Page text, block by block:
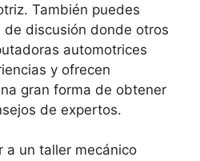
También puedes
discusión donde otros
automotrices
y ofrecen
gran forma de obtener
de expertos.
a un taller mecánico